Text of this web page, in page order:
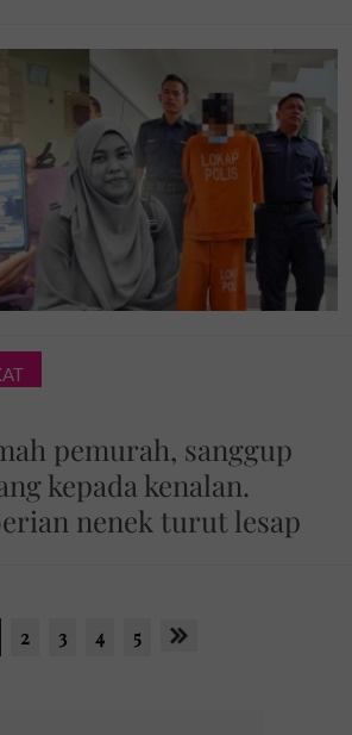
pemurah, sanggup
kepada kenalan.
nenek turut lesap
2 3 4 5